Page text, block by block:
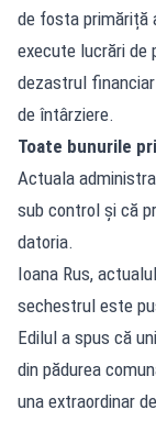
de fosta primăriță
execute lucrări de
dezastrul
de întârziere.
Toate bunurile
Actuala
sub control și că
datoria.
Ioana Rus,
sechestrul este
Edilul a spus că
din pădurea
una extraordinar